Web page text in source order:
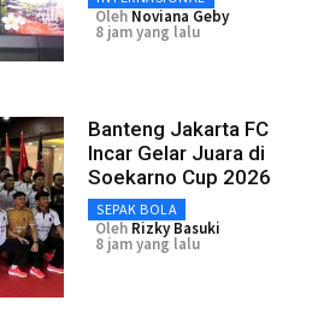
Oleh Noviana Geby
8 jam yang lalu
Banteng Jakarta FC
Incar Gelar Juara di
Soekarno Cup 2026
SEPAK BOLA
Oleh Rizky Basuki
8 jam yang lalu